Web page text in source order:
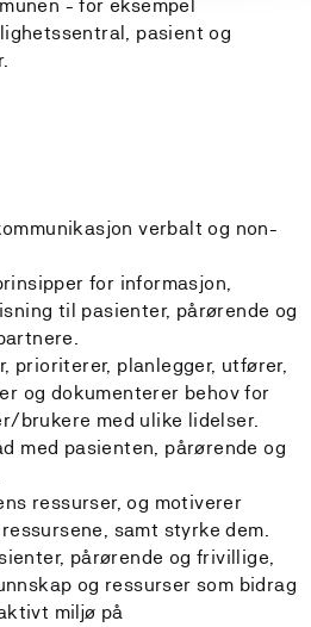
- for eksempel
pasient og
verbalt og non-
for informasjon,
til pasienter, pårørende og
prioriterer, planlegger, utfører,
og dokumenterer behov for
brukere med ulike lidelser.
med pasienten, pårørende og
ressurser, og motiverer
samt styrke dem.
pårørende og frivillige,
og ressurser som bidrag
miljø på